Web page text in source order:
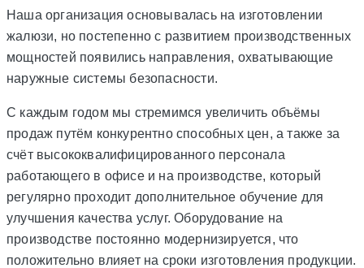
Наша организация основывалась на изготовлении
жалюзи, но постепенно с развитием производственных
мощностей появились направления, охватывающие
наружные системы безопасности.
С каждым годом мы стремимся увеличить объёмы
продаж путём конкурентно способных цен, а также за
счёт высококвалифицированного персонала
работающего в офисе и на производстве, который
регулярно проходит дополнительное обучение для
улучшения качества услуг. Оборудование на
производстве постоянно модернизируется, что
положительно влияет на сроки изготовления продукции.